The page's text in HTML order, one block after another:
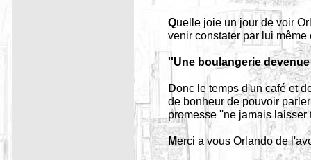
Quelle joie un jour de voir
venir constater par lui
''Une boulangerie
Donc le temps d'un café et
de bonheur de pouvoir
promesse ''ne jamais
Merci a vous Orlando de